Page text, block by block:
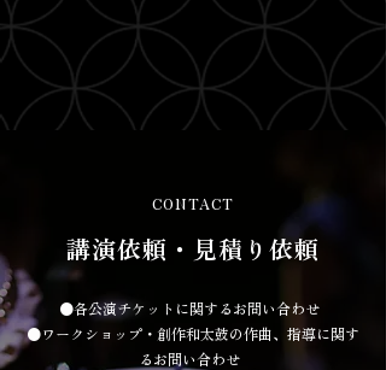
CONTACT
講演依頼・見積り依頼
●各公演チケットに関するお問い合わせ
●ワークショップ・創作和太鼓の作曲、指導に関す
るお問い合わせ